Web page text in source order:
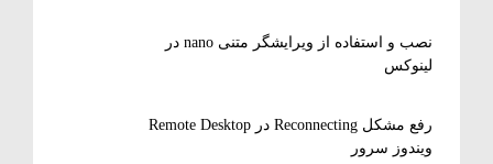
نصب و استفاده از ویرایشگر متنی nano در
لینوکس
رفع مشکل Reconnecting در Remote Desktop
ویندوز سرور